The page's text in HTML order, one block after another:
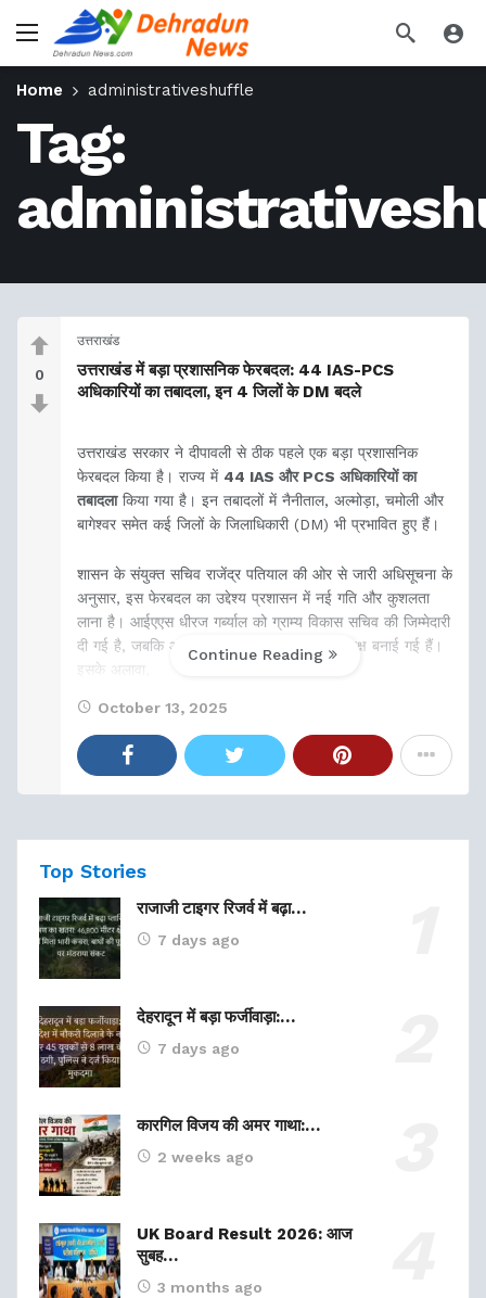
Home administrativeshuffle
Tag:
0
उत्तराखंड
उत्तराखंड में बड़ा प्रशासनिक फेरबदल: 44 IAS-PCS
अधिकारियों का तबादला, इन 4 जिलों के DM बदले
उत्तराखंड सरकार ने दीपावली से ठीक पहले एक बड़ा प्रशासनिक
फेरबदल किया है। राज्य में 44 IAS और PCS अधिकारियों का
तबादलाकिया गया है। इन तबादलों में नैनीताल, अल्मोड़ा, चमोली और
बागेश्वर समेत कई जिलों के जिलाधिकारी (DM) भी प्रभावित हुए हैं।
शासन के संयुक्त सचिव राजेंद्र पतियाल की ओर से जारी अधिसूचना के
अनुसार, इस फेरबदल का उद्देश्य प्रशासन में नई गति और कुशलता
लाना है। आईएएस धीरज गर्ब्याल को ग्राम्य विकास सचिव की जिम्मेदारी
दी गई है, जबकि आईएएस सोनिका एचआरडीए उपाध्यक्ष बनाई गई हैं।
इसके अलावा,
Continue Reading
October 13, 2025
Top Stories
राजाजी टाइगर रिजर्व में बढ़ा…
7 days ago
देहरादून में बड़ा फर्जीवाड़ा:…
7 days ago
कारगिल विजय की अमर गाथा:…
2 weeks ago
UK Board Result 2026: आज
सुबह…
3 months ago